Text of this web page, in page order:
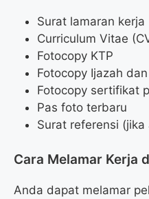
Surat lamaran kerja
Curriculum Vitae
Fotocopy KTP
Fotocopy Ijazah
Fotocopy sertifikat
Pas foto terbaru
Surat referensi (jika
Cara Melamar Kerja
Anda dapat melamar